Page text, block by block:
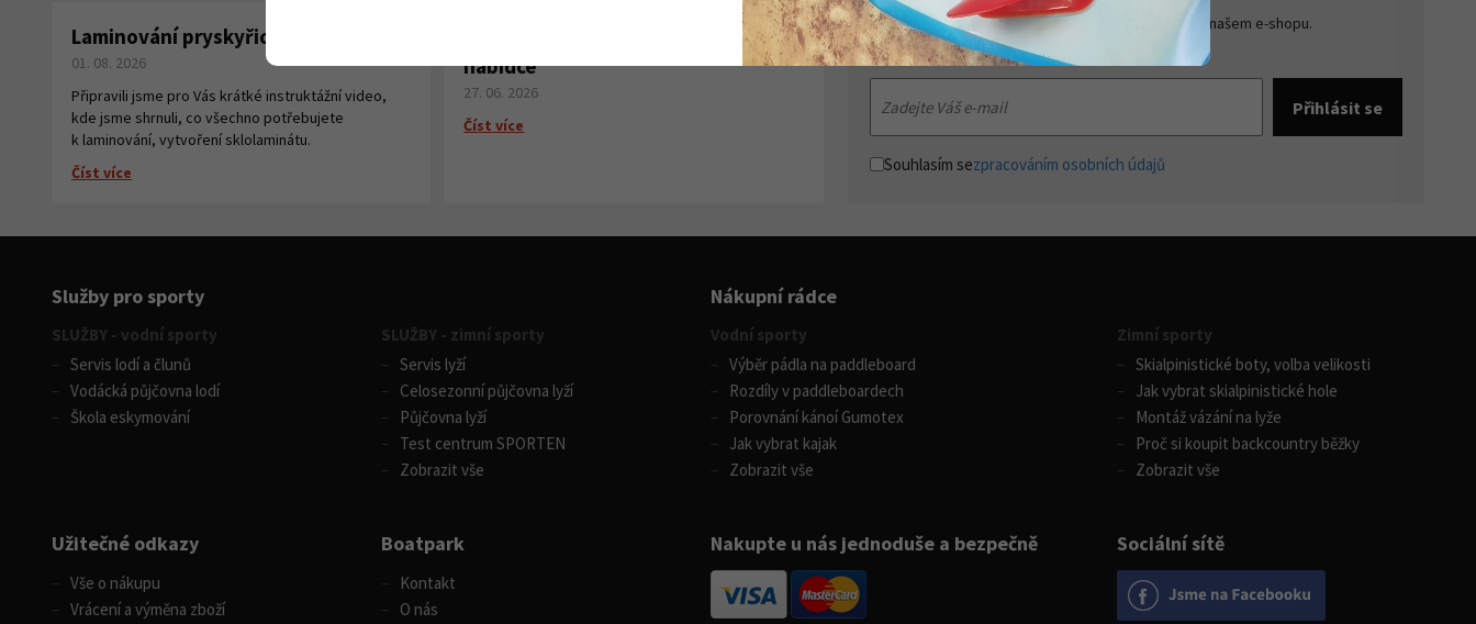
Laminování pryskyřicí a tkaninou
01. 08. 2026
Připravili jsme pro Vás krátké instruktážní video,
kde jsme shrnuli, co všechno potřebujete
k laminování, vytvoření sklolaminátu.
Číst více
Paddleboardy Viking nově v naší
nabídce
27. 06. 2026
Číst více
Získejte přehled o novinkách a akcích na našem e-shopu.
Přihlašte se k odběru novinek.
Souhlasím sezpracováním osobních údajů
Sociální sítě
Služby pro sporty
SLUŽBY - vodní sporty
Servis lodí a člunů
Vodácká půjčovna lodí
Škola eskymování
SLUŽBY - zimní sporty
Servis lyží
Celosezonní půjčovna lyží
Půjčovna lyží
Test centrum SPORTEN
Zobrazit vše
Nákupní rádce
Vodní sporty
Výběr pádla na paddleboard
Rozdíly v paddleboardech
Porovnání kánoí Gumotex
Jak vybrat kajak
Zobrazit vše
Zimní sporty
Skialpinistické boty, volba velikosti
Jak vybrat skialpinistické hole
Montáž vázání na lyže
Proč si koupit backcountry běžky
Zobrazit vše
Užitečné odkazy
Vše o nákupu
Vrácení a výměna zboží
Boatpark
Kontakt
O nás
Nakupte u nás jednoduše a bezpečně